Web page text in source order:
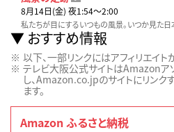
8月14日(金) 夜1:54〜2:00
おすすめ情報
以下、一部リンクにはアフィリエイト
テレビ大阪公式サイトはAmazonア
し、Amazon.co.jpのサイトにリンク
ます。
Amazon ふるさと納税